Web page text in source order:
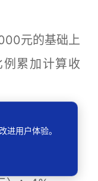
元的基础上
累加计算收
加收
8%
5%
进用户体验。